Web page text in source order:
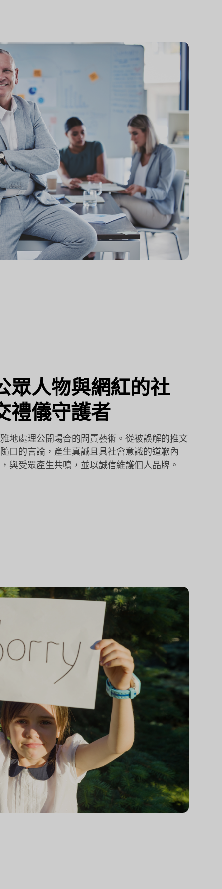
眾人物與網紅的社
禮儀守護者
地處理公開場合的問責藝術。從被誤解的推文
口的言論，產生真誠且具社會意識的道歉內
與受眾產生共鳴，並以誠信維護個人品牌。